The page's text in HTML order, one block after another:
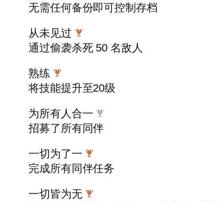
无需任何备份即可控制存档
从未见过
通过偷袭杀死 50 名敌人
熟练
将技能提升至20级
为所有人合一
招募了所有同伴
一切为了一
完成所有同伴任务
一切皆为无